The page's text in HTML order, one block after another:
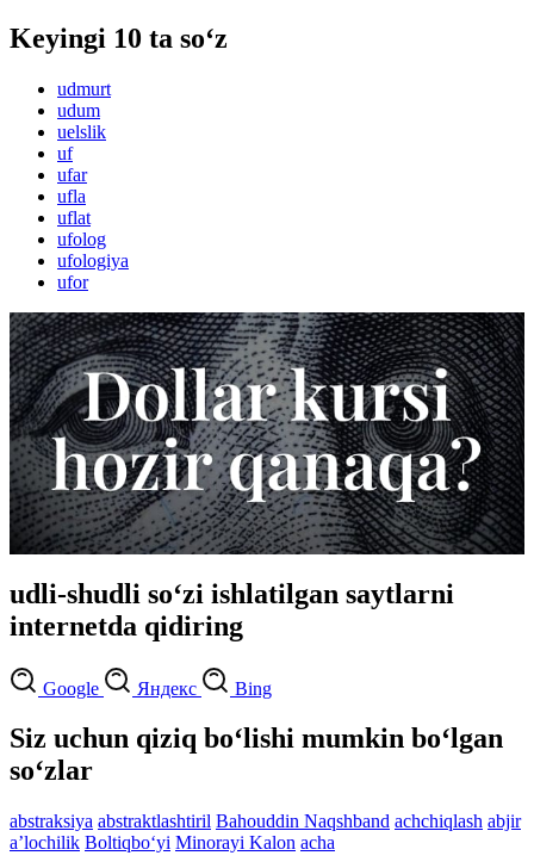
Keyingi 10 ta so‘z
udmurt
udum
uelslik
uf
ufar
ufla
uflat
ufolog
ufologiya
ufor
udli-shudli so‘zi ishlatilgan saytlarni
internetda qidiring
Google Яндекс Bing
Siz uchun qiziq bo‘lishi mumkin bo‘lgan
so‘zlar
abstraksiya abstraktlashtiril Bahouddin Naqshband achchiqlash abjir
aʼlochilik Boltiqbo‘yi Minorayi Kalon acha